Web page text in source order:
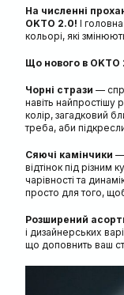
На численні
OKTO 2.0! І
кольорі, які
Що нового в OKTO
Чорні стрази —
навіть найпростішу
колір, загадковий
треба, аби
Сяючі камінчики —
відтінок під
чарівності та
просто для того,
Розширений
і дизайнерських
що доповнить ваш